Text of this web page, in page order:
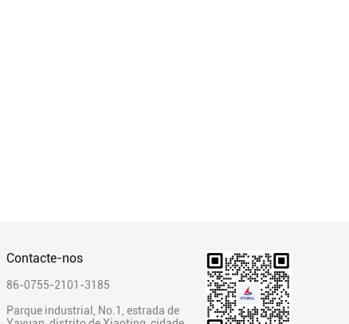
Contacte-nos
86-0755-2101-3185
Parque industrial, No.1, estrada de